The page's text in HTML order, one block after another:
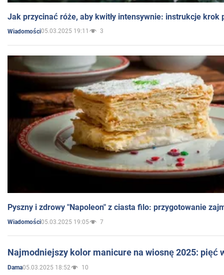
Jak przycinać róże, aby kwitły intensywnie: instrukcje krok
Wiadomości05.03.2025 19:11 3
Pyszny i zdrowy "Napoleon" z ciasta filo: przygotowanie
Wiadomości05.03.2025 19:05 7
Najmodniejszy kolor manicure na wiosnę 2025: pięć
Dama05.03.2025 18:52 10